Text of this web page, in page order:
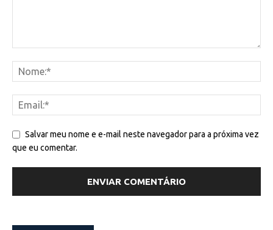
Salvar meu nome e e-mail neste navegador para a próxima vez
que eu comentar.